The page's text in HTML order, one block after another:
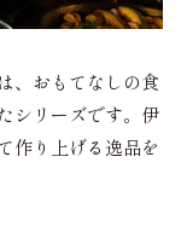
、おもてなしの食
シリーズです。伊
作り上げる逸品を